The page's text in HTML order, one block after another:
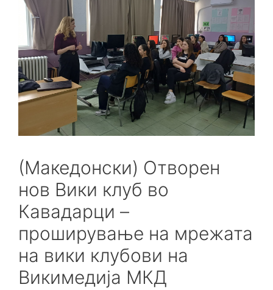
(Македонски) Отворен
нов Вики клуб во
Кавадарци –
проширување на мрежата
на вики клубови на
Викимедија МКД